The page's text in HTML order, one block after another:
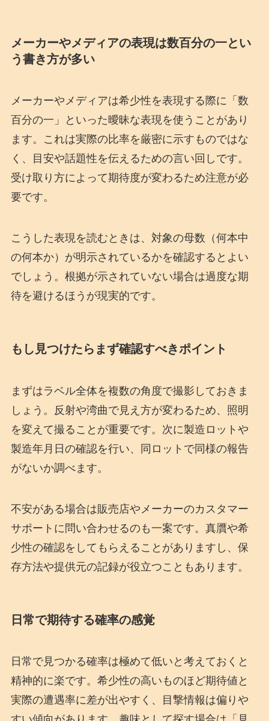
メーカーやメディアの表現は数百分の一とい
う書き方が多い
メーカーやメディアは希少性を表現する際に「数
百分の一」といった曖昧な表現を使うことがあり
ます。これは実際の比率を厳密に示すものではな
く、目安や話題性を伝えるための言い回しです。
受け取り方によって期待度が変わるため注意が必
要です。
こうした表現を読むときは、対象の母数（何本中
の何本か）が明示されているかを確認するとよい
でしょう。根拠が示されていない場合は過度な期
待を避けるほうが現実的です。
もし見つけたらまず確認すべきポイント
まずはラベル全体を複数の角度で撮影しておきま
しょう。反射や湾曲で見え方が変わるため、照明
を変えて撮ることが重要です。次に製造ロットや
製造年月日の確認を行い、同ロットで同様の報告
がないか調べます。
不安がある場合は販売店やメーカーのカスタマー
サポートに問い合わせるのも一案です。真贋や希
少性の確認をしてもらえることがありますし、保
存方法や提供元の記録が役立つこともあります。
日常で期待する確率の感覚
日常で見つかる確率は極めて低いと考えておくと
精神的に楽です。希少性の高いものほど期待値と
実際の遭遇率に差が出やすく、目撃情報は偏りや